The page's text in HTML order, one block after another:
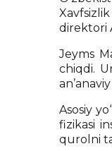
direktori
Jeyms
chiqdi.
Asosiy
fizikasi
qurolni